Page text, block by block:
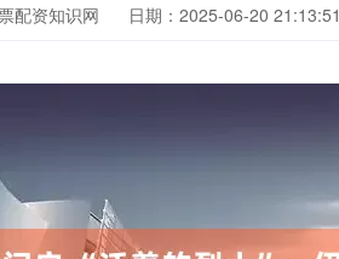
配资知识网 日期：2025-06-20 21:13:51